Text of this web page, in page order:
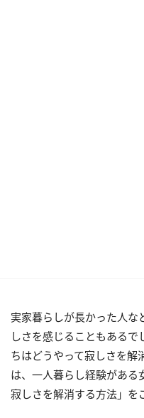
実家暮らしが長かった人な
しさを感じることもあるで
ちはどうやって寂しさを
は、一人暮らし経験があ
寂しさを解消する方法」を